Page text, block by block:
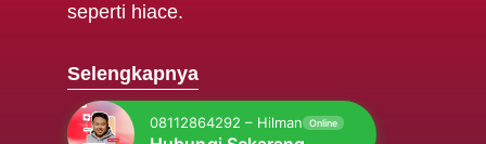
seperti hiace.
Selengkapnya
08112864292 – Hilman Online